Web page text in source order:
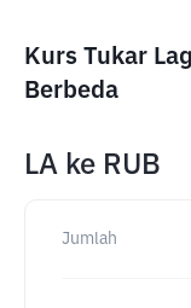
Kurs Tukar
Berbeda
LA ke RUB
Jumlah